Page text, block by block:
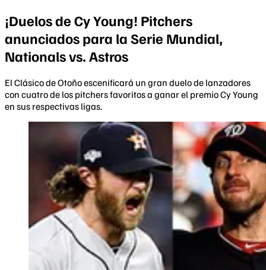
¡Duelos de Cy Young! Pitchers
anunciados para la Serie Mundial,
Nationals vs. Astros
El Clásico de Otoño escenificará un gran duelo de lanzadores
con cuatro de los pitchers favoritos a ganar el premio Cy Young
en sus respectivas ligas.